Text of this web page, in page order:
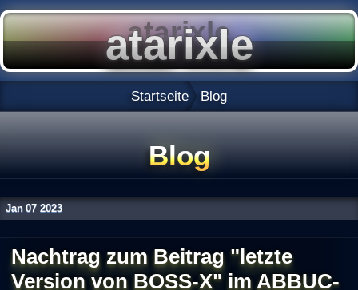
Startseite Blog
Blog
Jan 07 2023
Nachtrag zum Beitrag "letzte
Version von BOSS-X" im ABBUC-